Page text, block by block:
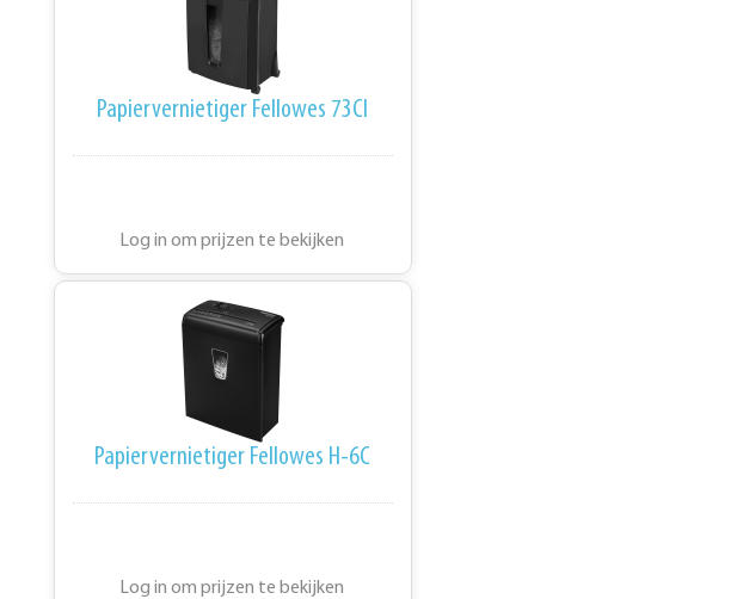
Papiervernietiger Fellowes 73CI
Log in om prijzen te bekijken
Papiervernietiger Fellowes H-6C
Log in om prijzen te bekijken